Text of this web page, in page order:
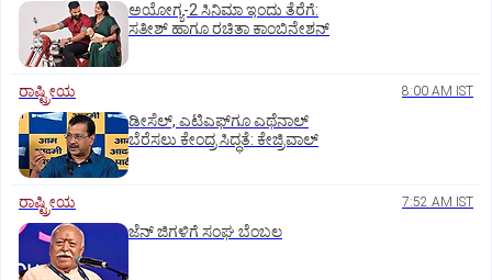
ಅಯೋಗ್ಯ-2 ಸಿನಿಮಾ ಇಂದು ತೆರೆಗೆ:
ಸತೀಶ್‌ ಹಾಗೂ ರಚಿತಾ ಕಾಂಬಿನೇಶನ್‌
ರಾಷ್ಟ್ರೀಯ 8:00 AM IST
ಡೀಸೆಲ್‌, ಎಟಿಎಫ್‌ಗೂ ಎಥೆನಾಲ್‌
ಬೆರೆಸಲು ಕೇಂದ್ರ ಸಿದ್ಧತೆ: ಕೇಜ್ರಿವಾಲ್‌
ರಾಷ್ಟ್ರೀಯ 7:52 AM IST
ಜೆನ್‌ ಜಿಗಳಿಗೆ ಸಂಘ ಬೆಂಬಲ